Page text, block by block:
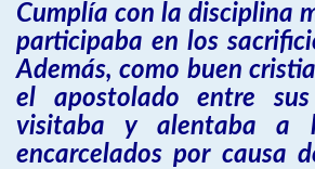
Cumplía con la disciplina
participaba en los
Además, como buen
el apostolado entre sus
visitaba y alentaba a
encarcelados por causa